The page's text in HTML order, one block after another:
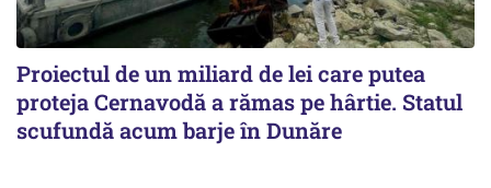
Proiectul de un miliard de lei care putea
proteja Cernavodă a rămas pe hârtie. Statul
scufundă acum barje în Dunăre